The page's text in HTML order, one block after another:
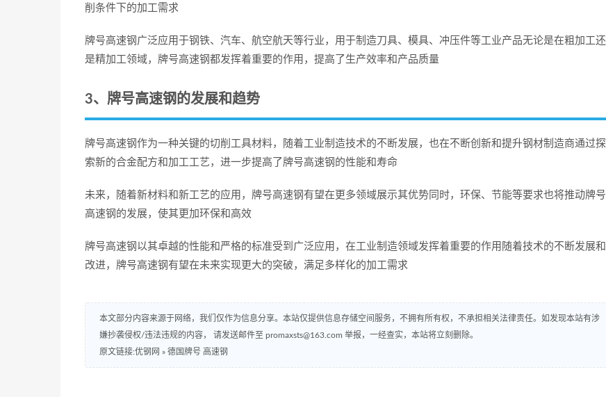
削条件下的加工需求
牌号高速钢广泛应用于钢铁、汽车、航空航天等行业，用于制造刀具、模具、冲压件等工业产品无论是在粗加工还
是精加工领域，牌号高速钢都发挥着重要的作用，提高了生产效率和产品质量
3、牌号高速钢的发展和趋势
牌号高速钢作为一种关键的切削工具材料，随着工业制造技术的不断发展，也在不断创新和提升钢材制造商通过探
索新的合金配方和加工工艺，进一步提高了牌号高速钢的性能和寿命
未来，随着新材料和新工艺的应用，牌号高速钢有望在更多领域展示其优势同时，环保、节能等要求也将推动牌号
高速钢的发展，使其更加环保和高效
牌号高速钢以其卓越的性能和严格的标准受到广泛应用，在工业制造领域发挥着重要的作用随着技术的不断发展和
改进，牌号高速钢有望在未来实现更大的突破，满足多样化的加工需求
本文部分内容来源于网络，我们仅作为信息分享。本站仅提供信息存储空间服务，不拥有所有权，不承担相关法律责任。如发现本站有涉
嫌抄袭侵权/违法违规的内容， 请发送邮件至 promaxsts@163.com 举报，一经查实，本站将立刻删除。
原文链接:优钢网 » 德国牌号 高速钢